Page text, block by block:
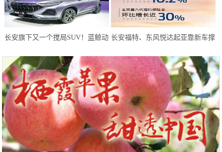
长安旗下又一个搅局SUV！蓝鲸动 长安福特、东风悦达起亚靠新车撑